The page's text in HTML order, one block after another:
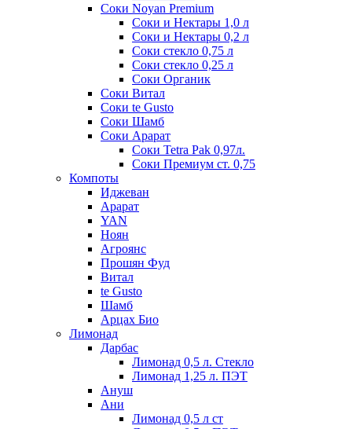
Соки Noyan Premium
Соки и Нектары 1,0 л
Соки и Нектары 0,2 л
Соки стекло 0,75 л
Соки стекло 0,25 л
Соки Органик
Соки Витал
Соки te Gusto
Соки Шамб
Соки Арарат
Соки Tetra Pak 0,97л.
Соки Премиум ст. 0,75
Компоты
Иджеван
Арарат
YAN
Ноян
Агроянс
Прошян Фуд
Витал
te Gusto
Шамб
Арцах Био
Лимонад
Дарбас
Лимонад 0,5 л. Стекло
Лимонад 1,25 л. ПЭТ
Ануш
Ани
Лимонад 0,5 л ст